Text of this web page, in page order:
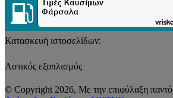
Κατασκευή ιστοσελίδων:
Αστικός εξοπλισμός
© Copyright 2026, Με την επιφύλαξη